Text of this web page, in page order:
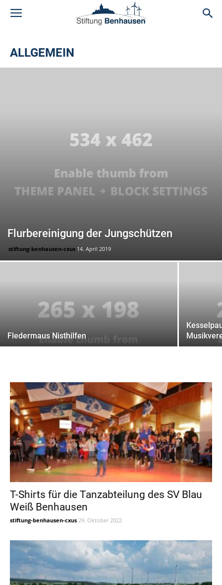
ALLGEMEIN
Flurbereinigung der Jungschützen
stiftung-benhausen-cxus 14. April 2019
Fledermaus Nisthilfen
T-Shirts für die Tanzabteilung des SV Blau
Weiß Benhausen
stiftung-benhausen-cxus 29. Oktober 2022